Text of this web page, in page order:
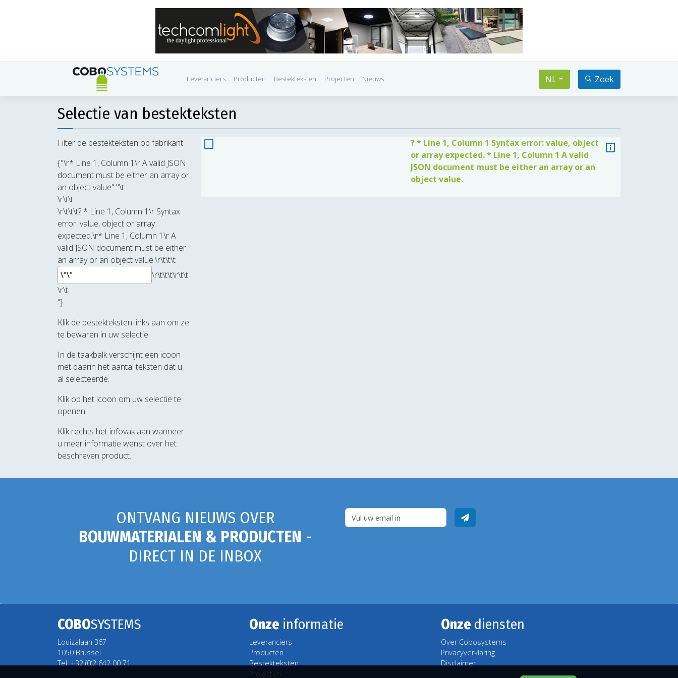
Leveranciers Producten Bestekteksten Projecten Nieuws NL Zoek
Selectie van bestekteksten
Filter de bestekteksten op fabrikant
{"\r* Line 1, Column 1\r A valid JSON
document must be either an array or
an object value":"\t
\r\t\t
\r\t\t\t? * Line 1, Column 1\r Syntax
error: value, object or array
expected.\r* Line 1, Column 1\r A
valid JSON document must be either
an array or an object value.\r\t\t\t
\r\t\t\t\r\t\t
\r\t
"}
Klik de bestekteksten links aan om ze
te bewaren in uw selectie.
In de taakbalk verschijnt een icoon
met daarin het aantal teksten dat u
al selecteerde.
Klik op het icoon om uw selectie te
openen.
Klik rechts het infovak aan wanneer
u meer informatie wenst over het
beschreven product.
? * Line 1, Column 1 Syntax error: value, object
or array expected. * Line 1, Column 1 A valid
JSON document must be either an array or an
object value.
ONTVANG NIEUWS OVER
BOUWMATERIALEN & PRODUCTEN -
DIRECT IN DE INBOX
COBOSYSTEMS
Louizalaan 367
1050 Brussel
Tel. +32 (0)2 642 00 71
Onze informatie
Leveranciers
Producten
Bestekteksten
Projecten
Onze diensten
Over Cobosystems
Privacyverklaring
Disclaimer